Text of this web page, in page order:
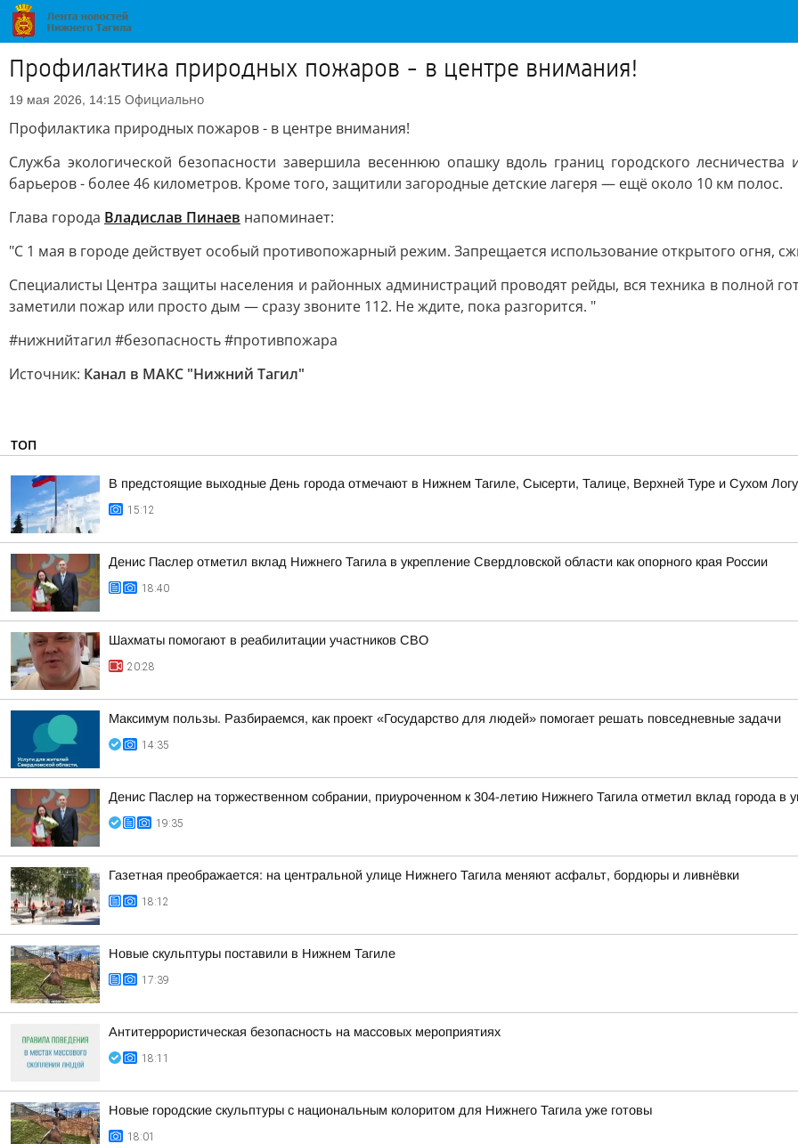
Профилактика природных пожаров - в центре внимания!
19 мая 2026, 14:15 Официально
Профилактика природных пожаров - в центре внимания!
Служба экологической безопасности завершила весеннюю опашку вдоль границ городского
барьеров - более 46 километров. Кроме того, защитили загородные детские лагеря — ещё около 10 км полос.
Глава города Владислав Пинаев напоминает:
"С 1 мая в городе действует особый противопожарный режим. Запрещается использование открытого огня,
Специалисты Центра защиты населения и районных администраций проводят рейды, вся техника в полной
заметили пожар или просто дым — сразу звоните 112. Не ждите, пока разгорится. "
#нижнийтагил #безопасность #противпожара
Источник: Канал в МАКС "Нижний Тагил"
ТОП
В предстоящие выходные День города отмечают в Нижнем Тагиле, Сысерти, Талице, Верхней Туре и Сухом Логу
15:12
Денис Паслер отметил вклад Нижнего Тагила в укрепление Свердловской области как опорного края России
18:40
Шахматы помогают в реабилитации участников СВО
20:28
Максимум пользы. Разбираемся, как проект «Государство для людей» помогает решать повседневные задачи
14:35
Денис Паслер на торжественном собрании, приуроченном к 304-летию Нижнего Тагила отметил вклад города в
19:35
Газетная преображается: на центральной улице Нижнего Тагила меняют асфальт, бордюры и ливнёвки
18:12
Новые скульптуры поставили в Нижнем Тагиле
17:39
Антитеррористическая безопасность на массовых мероприятиях
18:11
Новые городские скульптуры с национальным колоритом для Нижнего Тагила уже готовы
18:01